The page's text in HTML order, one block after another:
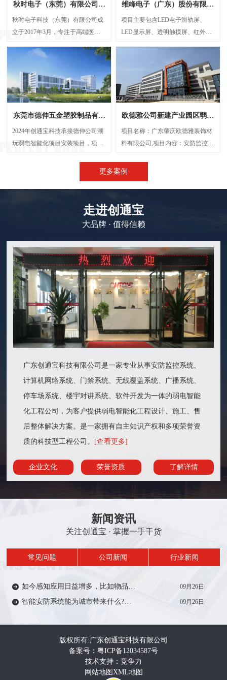
秋时电子（东莞）有限公司弱
电智能化项目案例
秋时电子科技（东莞）有限公司成
立于2017年3月，专注于高端医疗
范围包括生产、设计、研发、技术
备、光学设备、计量检验设备及零
配件、精密仪器设备及其零配件
电智能化承接方，主要负责建设
UPS后备电源系统、UPS动环监测
系统、楼层弱电井配电建设等等
维峰电子（广东）股份有限公
司弱电智能化项目案例
项目主要包含LED电子滑轨屏、
LED显示屏、透明触摸屏、红外触
琐、呈现单一等问题，将展厅的多
个显示屏打造成一个既可统一协作
又能独立展示的智能视觉网络。
东莞市德伸五金塑胶制品有限
2024年创通宝科技承接德伸公司潮
玩弱电智能化项目安装项目，项目
房建设、视频监控系统、信息网络
欧德雅公司新建产业园区弱电
项目名称：广东肇庆欧德雅装饰材
料有限公司,项目内容：安防监控系
禁系统、停车场系统，会议系统、
更多案例
走进创通宝
大品牌 · 值得信赖
广东创通宝科技有限公司是一家专业从事安防监控系统、
计算机网络系统、门禁系统、无线覆盖系统、广播系统、
停车场系统、楼宇对讲系统、软件开发为一体的弱电智能
化工程公司，为客户提供弱电智能化工程设计、施工、售
后整体解决方案。是一家拥有自主知识产权和多项荣誉资
质的科技型工程公司。
[查看更多]
企业文化 荣誉资质 了解详情
新闻资讯
关注创通宝 · 掌握一手干货
常见问题 公司新闻 行业新闻
09月26日
09月26日
版权所有:广东创通宝科技有限公司
备案号：粤ICP备12034587号
技术支持：竞争力
网站地图 XML地图